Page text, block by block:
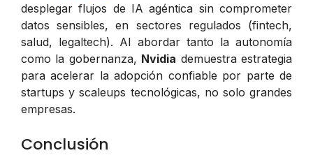
desplegar flujos de IA agéntica sin comprometer
datos sensibles, en sectores regulados (fintech,
salud, legaltech). Al abordar tanto la autonomía
como la gobernanza, Nvidia demuestra estrategia
para acelerar la adopción confiable por parte de
startups y scaleups tecnológicas, no solo grandes
empresas.
Conclusión